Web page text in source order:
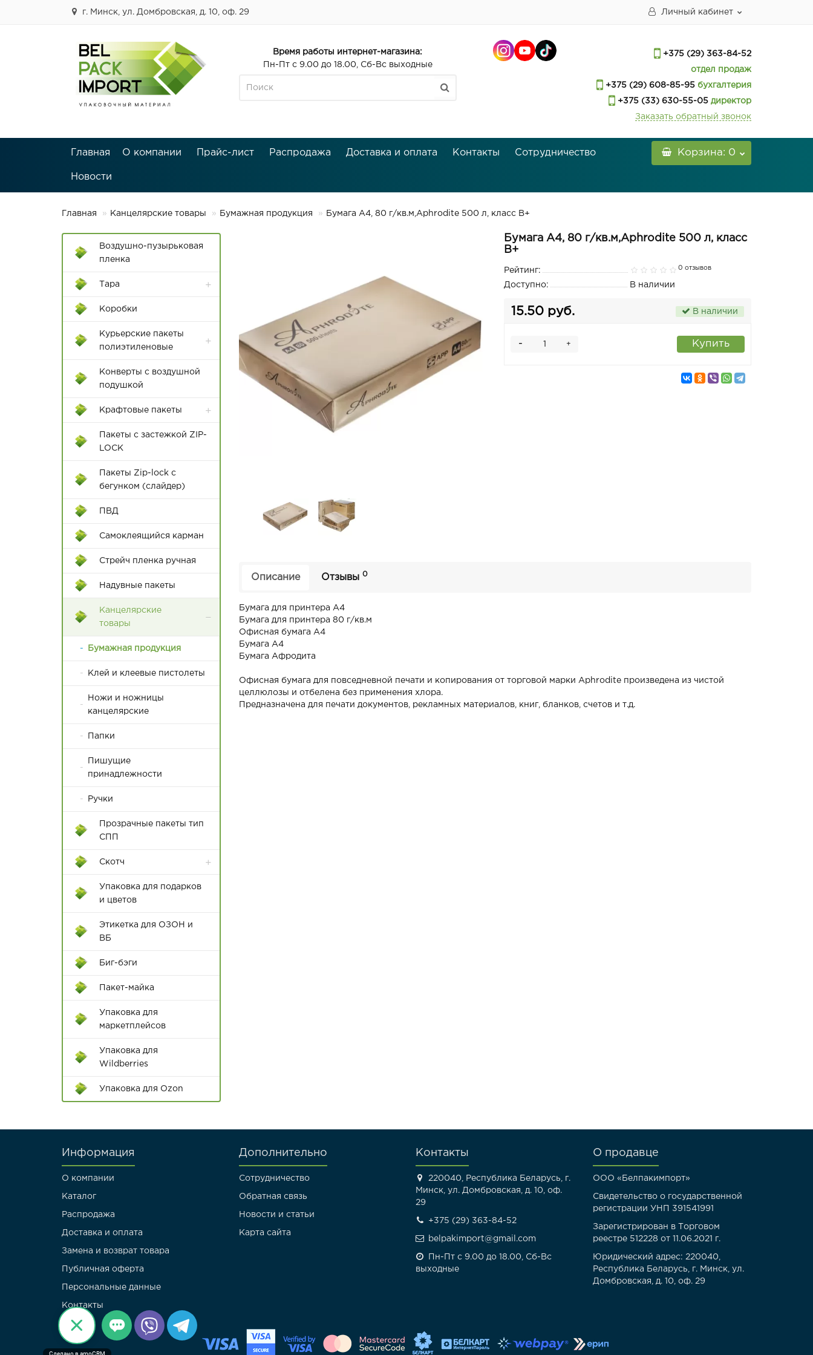
г. Минск, ул. Домбровская, д. 10, оф. 29 Личный кабинет
Время работы интернет-магазина:
Пн-Пт с 9.00 до 18.00, Сб-Вс выходные
+375 (29) 363-84-52
отдел продаж
+375 (29) 608-85-95 бухгалтерия
+375 (33) 630-55-05 директор
Заказать обратный звонок
Главная О компании Прайс-лист Распродажа Доставка и оплата Контакты Сотрудничество
Новости
Корзина: 0
Главная Канцелярские товары Бумажная продукция Бумага А4, 80 г/кв.м,Aphrodite 500 л, класс B+
Воздушно-пузырьковая
пленка
Тара
Контейнеры Rox Box
Пластиковые ящики
Коробки
Курьерские пакеты
полиэтиленовые
35*45
38*48
42*52
45*55
45*60
50*65
50*70
55*65
55*75
60*80
60*84
клапаном
Конверты с воздушной
подушкой
Крафтовые пакеты
Пакеты с крученой ручкой
Пакеты с плоской с ручкой
Пакеты с застежкой ZIP-
LOCK
Пакеты Zip-lock с
бегунком (слайдер)
ПВД
Самоклеящийся карман
Стрейч пленка ручная
Надувные пакеты
Канцелярские
товары
Бумажная продукция
Клей и клеевые пистолеты
Ножи и ножницы
канцелярские
Папки
Пишущие
принадлежности
Ручки
Прозрачные пакеты тип
СПП
Скотч
Диспенсеры для клейкой
Цветной скотч
Упаковка для подарков
и цветов
Этикетка для ОЗОН и
ВБ
Биг-бэги
Пакет-майка
Упаковка для
маркетплейсов
Упаковка для
Wildberries
Упаковка для Ozon
Бумага А4, 80 г/кв.м,Aphrodite 500 л, класс
B+
Рейтинг: 0 отзывов
Доступно: В наличии
15.50 руб. В наличии
+
- Купить
Описание Отзывы 0
Бумага для принтера А4
Бумага для принтера 80 г/кв.м
Офисная бумага A4
Бумага А4
Бумага Афродита
Офисная бумага для повседневной печати и копирования от торговой марки Aphrodite произведена из чистой
целлюлозы и отбелена без применения хлора.
Предназначена для печати документов, рекламных материалов, книг, бланков, счетов и т.д.
Информация
О компании
Каталог
Распродажа
Доставка и оплата
Замена и возврат товара
Публичная оферта
Персональные данные
Контакты
Дополнительно
Сотрудничество
Обратная связь
Новости и статьи
Карта сайта
Контакты
220040, Республика Беларусь, г.
Минск, ул. Домбровская, д. 10, оф.
29
+375 (29) 363-84-52
belpakimport@gmail.com
Пн-Пт с 9.00 до 18.00, Сб-Вс
выходные
О продавце
ООО «Белпакимпорт»
Свидетельство о государственной
регистрации УНП 391541991
Зарегистрирован в Торговом
реестре 512228 от 11.06.2021 г.
Юридический адрес: 220040,
Республика Беларусь, г. Минск, ул.
Домбровская, д. 10, оф. 29
Сделано в amoCRM